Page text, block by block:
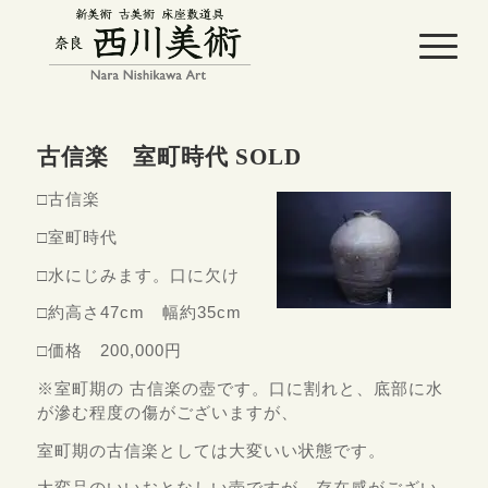
古信楽 室町時代 SOLD
□古信楽
□室町時代
□水にじみます。口に欠け
□約高さ47cm 幅約35cm
□価格 200,000円
※室町期の 古信楽の壺です。口に割れと、底部に水
が滲む程度の傷がございますが、
室町期の古信楽としては大変いい状態です。